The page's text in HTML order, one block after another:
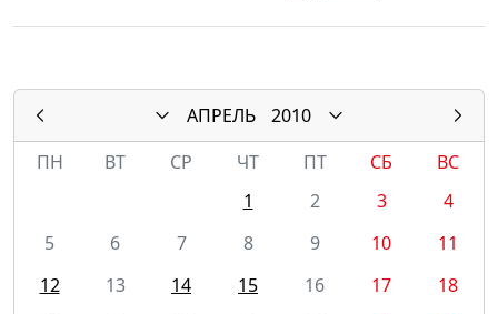
АПРЕЛЬ
2010
ПН
ВТ СР ЧТ ПТ СБ
ВС
1
2 3
4
5
6 7 8 9 10
11
12
13 14 15 16 17
18